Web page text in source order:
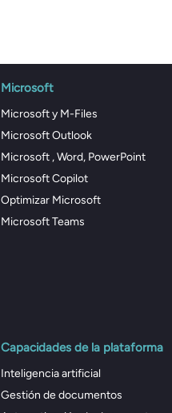
Microsoft
Microsoft y M-Files
Microsoft Outlook
Microsoft , Word, PowerPoint
Microsoft Copilot
Optimizar Microsoft
Microsoft Teams
Capacidades de la plataforma
Inteligencia artificial
Gestión de documentos